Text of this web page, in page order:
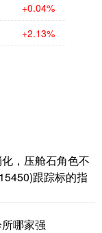
+0.04%
+2.13%
，压舱石角色不
跟踪标的指
哪家强